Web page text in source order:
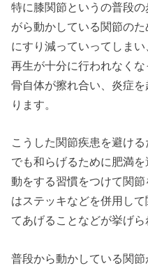
特に膝関節というの普段
がら動かしている関節の
にすり減っていってしま
再生が十分に行われなく
骨自体が擦れ合い、炎症
ります。
こうした関節疾患を避け
でも和らげるために肥満
動をする習慣をつけて関
はステッキなどを併用し
てあげることなどが挙げら
普段から動かしている関